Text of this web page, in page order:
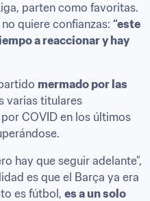
parten como favoritas.
quiere confianzas: “este
a reaccionar y hay
mermado por las
varias titulares
COVID en los últimos
hay que seguir adelante”,
es que el Barça ya era
es fútbol, es a un solo